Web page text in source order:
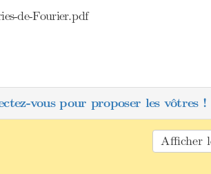
de-Fourier.pdf
vous pour proposer les vôtres !
Afficher